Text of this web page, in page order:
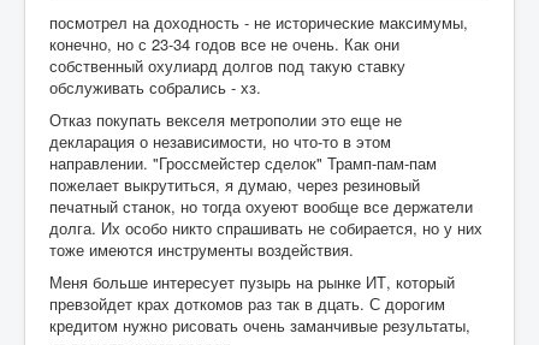
Вход
посмотрел на доходность - не исторические максимумы,
конечно, но с 23-34 годов все не очень. Как они
собственный охулиард долгов под такую ставку
обслуживать собрались - хз.
Отказ покупать векселя метрополии это еще не
декларация о независимости, но что-то в этом
направлении. "Гроссмейстер сделок" Трамп-пам-пам
пожелает выкрутиться, я думаю, через резиновый
печатный станок, но тогда охуеют вообще все держатели
долга. Их особо никто спрашивать не собирается, но у них
тоже имеются инструменты воздействия.
Меня больше интересует пузырь на рынке ИТ, который
превзойдет крах доткомов раз так в дцать. С дорогим
кредитом нужно рисовать очень заманчивые результаты,